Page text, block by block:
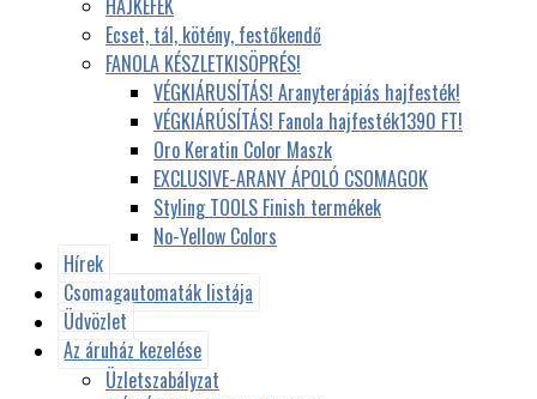
Ecset, tál, kötény, festőkendő
FANOLA KÉSZLETKISÖPRÉS!
VÉGKIÁRUSÍTÁS! Aranyterápiás hajfesték!
VÉGKIÁRÚSÍTÁS! Fanola hajfesték1390 FT!
Oro Keratin Color Maszk
EXCLUSIVE-ARANY ÁPOLÓ CSOMAGOK
Styling TOOLS Finish termékek
No-Yellow Colors
Hírek
Csomagautomaták listája
Üdvözlet
Az áruház kezelése
Üzletszabályzat